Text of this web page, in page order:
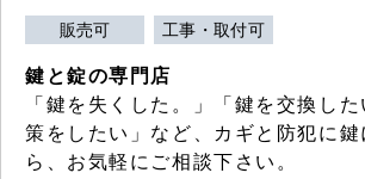
販売可 工事・取付可
鍵と錠の専門店
「鍵を失くした。」「鍵を交換し
策をしたい」など、カギと防犯に鍵
ら、お気軽にご相談下さい。